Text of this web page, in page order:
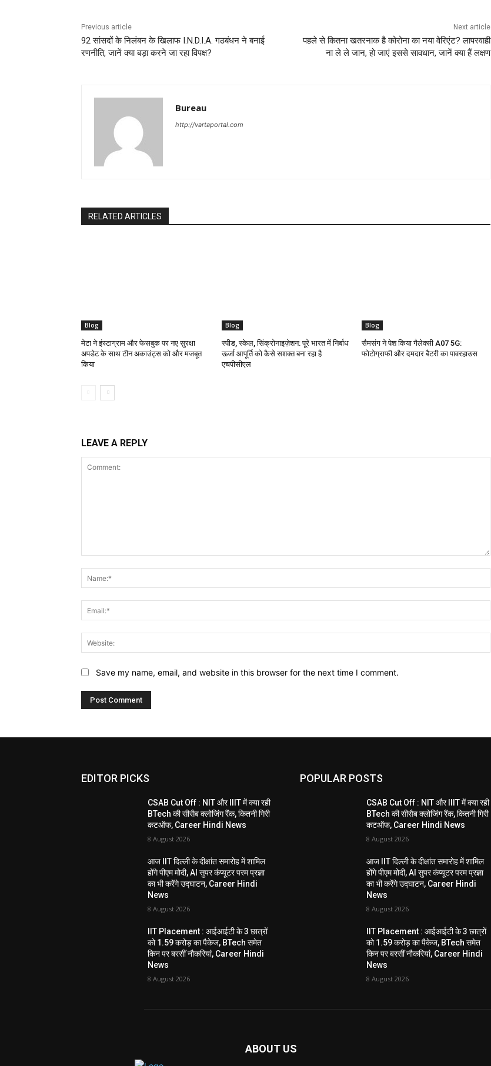
Previous article
92 सांसदों के निलंबन के खिलाफ I.N.D.I.A. गठबंधन ने बनाई
रणनीत‍ि, जानें क्‍या बड़ा करने जा रहा व‍िपक्ष?
Next article
पहले से कितना खतरनाक है कोरोना का नया वेरिएंट? लापरवाही
ना ले ले जान, हो जाएं इससे सावधान, जानें क्या हैं लक्षण
Bureau
http://vartaportal.com
RELATED ARTICLES
Blog
मेटा ने इंस्टाग्राम और फेसबुक पर नए सुरक्षा
अपडेट के साथ टीन अकाउंट्स को और मजबूत
किया
Blog
स्पीड, स्केल, सिंक्रोनाइज़ेशन: पूरे भारत में निर्बाध
ऊर्जा आपूर्ति को कैसे सशक्त बना रहा है
एचपीसीएल
Blog
सैमसंग ने पेश किया गैलेक्सी A07 5G:
फोटोग्राफी और दमदार बैटरी का पावरहाउस
LEAVE A REPLY
Save my name, email, and website in this browser for the next time I comment.
EDITOR PICKS
CSAB Cut Off : NIT और IIIT में क्या रही
BTech की सीसैब क्लोजिंग रैंक, कितनी गिरी
कटऑफ, Career Hindi News
8 August 2026
आज IIT दिल्ली के दीक्षांत समारोह में शामिल
होंगे पीएम मोदी, AI सुपर कंप्यूटर परम प्रज्ञा
का भी करेंगे उद्घाटन, Career Hindi
News
8 August 2026
IIT Placement : आईआईटी के 3 छात्रों
को 1.59 करोड़ का पैकेज, BTech समेत
किन पर बरसीं नौकरियां, Career Hindi
News
8 August 2026
POPULAR POSTS
CSAB Cut Off : NIT और IIIT में क्या रही
BTech की सीसैब क्लोजिंग रैंक, कितनी गिरी
कटऑफ, Career Hindi News
8 August 2026
आज IIT दिल्ली के दीक्षांत समारोह में शामिल
होंगे पीएम मोदी, AI सुपर कंप्यूटर परम प्रज्ञा
का भी करेंगे उद्घाटन, Career Hindi
News
8 August 2026
IIT Placement : आईआईटी के 3 छात्रों
को 1.59 करोड़ का पैकेज, BTech समेत
किन पर बरसीं नौकरियां, Career Hindi
News
8 August 2026
ABOUT US